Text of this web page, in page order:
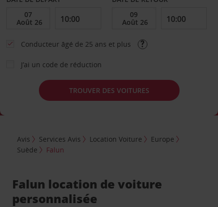
Conducteur âgé de 25 ans et plus
J’ai un code de réduction
TROUVER DES VOITURES
Avis Services Avis Location Voiture
Europe
Suède
Falun
Falun location de voiture
personnalisée